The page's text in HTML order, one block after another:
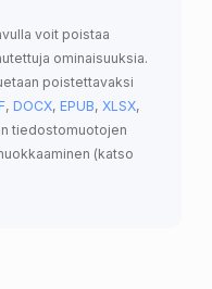
voit poistaa
ominaisuuksia.
poistettavaksi
, DOCX, EPUB, XLSX,
tiedostomuotojen
(katso